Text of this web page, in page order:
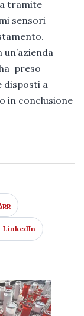
tramite
sensori
preso
disposti a
in conclusione
LinkedIn